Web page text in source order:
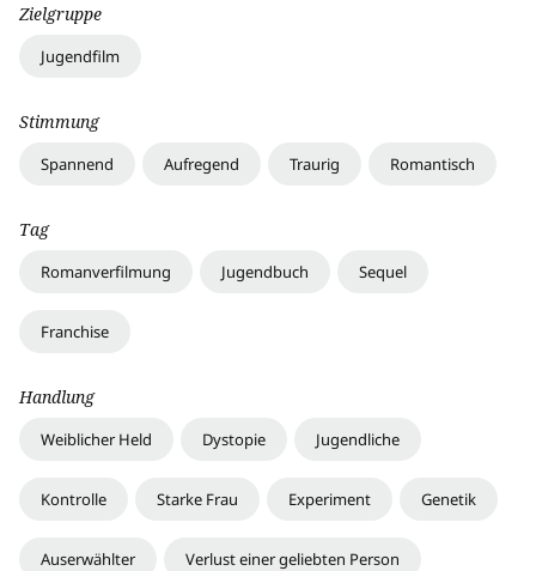
Zielgruppe
Jugendfilm
Stimmung
Spannend Aufregend Traurig Romantisch
Tag
Romanverfilmung Jugendbuch Sequel
Franchise
Handlung
Weiblicher Held Dystopie Jugendliche
Kontrolle Starke Frau Experiment Genetik
Auserwählter Verlust einer geliebten Person